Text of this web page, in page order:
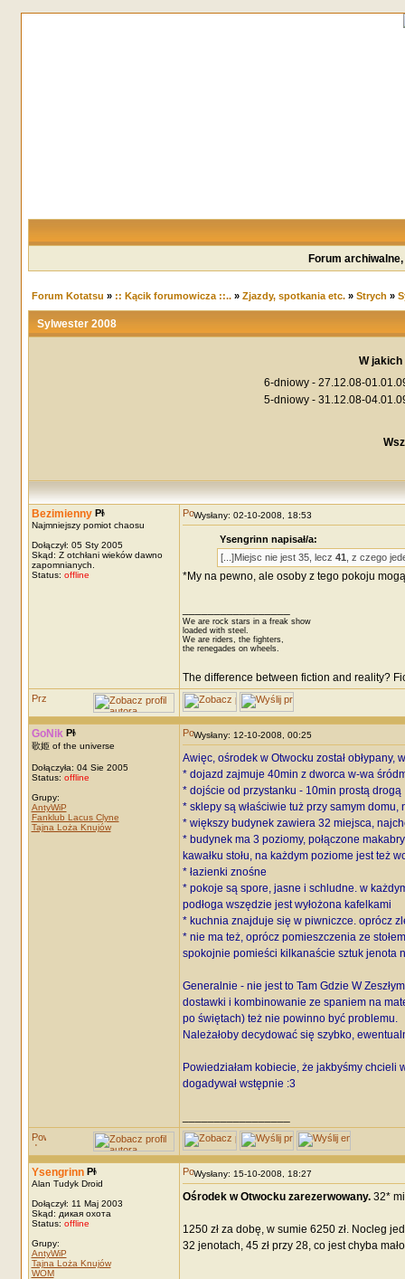
Forum
Forum Kotatsu » :: Kącik forumowicza ::..» Zjazdy, spotkania etc.» Strych »
Sylwester 2008
W
6-dniowy - 27.12.08-
5-dniowy - 31.12.08-
Bezimienny
Najmniejszy pomiot chaosu
Dołączył: 05 Sty 2005
Skąd: Z otchłani wieków dawno
zapomnianych.
Status: offline
Wysłany: 02-10-2008, 18:53
Ysengrinn napisał/a:
[...]Miejsc nie jest 35, lecz 41 , z czego
*My na pewno, ale osoby z tego pokoju
We are rock stars in a freak show
loaded with steel.
We are riders, the fighters,
the renegades on wheels.
The difference between fiction and reality?
GoNik
歌姫 of the universe
Dołączyła: 04 Sie 2005
Status: offline
Grupy:
AntyWiP
Fanklub Lacus Clyne
Tajna Loża Knujów
Wysłany: 12-10-2008, 00:25
Awięc, ośrodek w Otwocku został obłypany,
* dojazd zajmuje 40min z dworca w-wa
* dojście od przystanku - 10min prostą drogą
* sklepy są właściwie tuż przy samym domu,
* większy budynek zawiera 32 miejsca,
* budynek ma 3 poziomy, połączone
kawałku stołu, na każdym poziome jest też
* łazienki znośne
* pokoje są spore, jasne i schludne. w
podłoga wszędzie jest wyłożona kafelkami
* kuchnia znajduje się w piwniczce. oprócz
* nie ma też, oprócz pomieszczenia ze
spokojnie pomieści kilkanaście sztuk jenota
Generalnie - nie jest to Tam Gdzie W
dostawki i kombinowanie ze spaniem na
po świętach) też nie powinno być problemu.
Należałoby decydować się szybko,
Powiedziałam kobiecie, że jakbyśmy
dogadywał wstępnie :3
Ysengrinn
Alan Tudyk Droid
Dołączył: 11 Maj 2003
Skąd: дикая охота
Status: offline
Grupy:
AntyWiP
Tajna Loża Knujów
WOM
Wysłany: 15-10-2008, 18:27
Ośrodek w Otwocku zarezerwowany.32*
1250 zł za dobę, w sumie 6250 zł. Nocleg
32 jenotach, 45 zł przy 28, co jest chyba